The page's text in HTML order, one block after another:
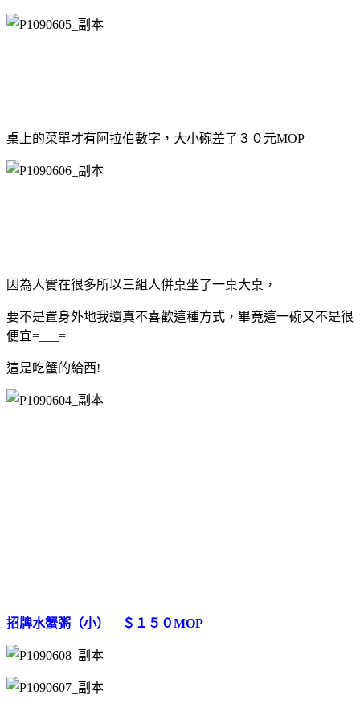
桌上的菜單才有阿拉伯數字，大小碗差了３０元MOP
因為人實在很多所以三組人併桌坐了一桌大桌，
要不是置身外地我還真不喜歡這種方式，畢竟這一碗又不是很
便宜=___=
這是吃蟹的給西!
招牌水蟹粥（小） ＄１５０MOP